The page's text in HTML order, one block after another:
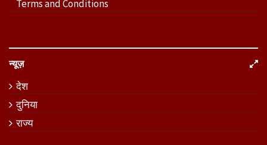
Terms and Conditions
न्यूज़
देश
दुनिया
राज्य